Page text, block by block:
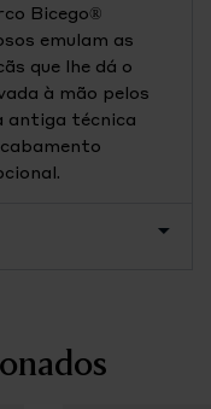
Bicego®
emulam as
que lhe dá o
à mão pelos
antiga técnica